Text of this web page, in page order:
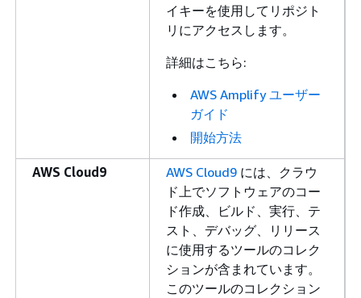
イキーを使用してリポジト
リにアクセスします。
詳細はこちら:
AWS Amplify ユーザー
ガイド
開始方法
AWS Cloud9 AWS Cloud9 には、クラウ
ド上でソフトウェアのコー
ド作成、ビルド、実行、テ
スト、デバッグ、リリース
に使用するツールのコレク
ションが含まれています。
このツールのコレクション